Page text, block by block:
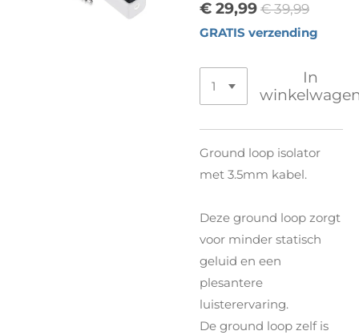
€ 29,99 € 39,99
GRATIS verzending
In
Ground loop isolator
met 3.5mm kabel.
Deze ground loop zorgt
voor minder statisch
geluid en een
plesantere
luisterervaring.
De ground loop zelf is